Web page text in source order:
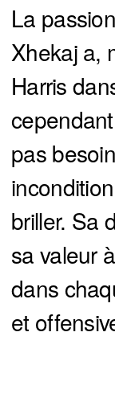
La
Xhekaj a,
Harris
pas
briller. Sa
sa valeur
dans
et